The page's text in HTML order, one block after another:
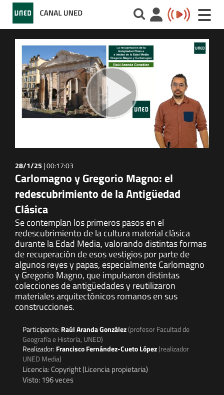
Toggle
28/1/25 |00:17:03
Carlomagno y Gregorio Magno: el
redescubrimiento de la Antigüedad
Clásica
Se contemplan los primeros pasos en el
redescubrimiento de la cultura material clásica
durante la Edad Media, valorando distintas formas
de recuperación de esos vestigios por parte de
algunos reyes y papas, especialmente Carlomagno
y Gregorio Magno, que impulsaron distintas
colecciones de antigüedades y reutilizaron
materiales arquitectónicos romanos en sus
construcciones.
Participante: Raúl Aranda González(profesor Facultad de
Geografía e Historía, UNED)
Realizador: Francisco Fernández-Cueto López(realizador
UNED Media)
Licencia: Copyright (Licencia propietaria)
Visto: 196 veces